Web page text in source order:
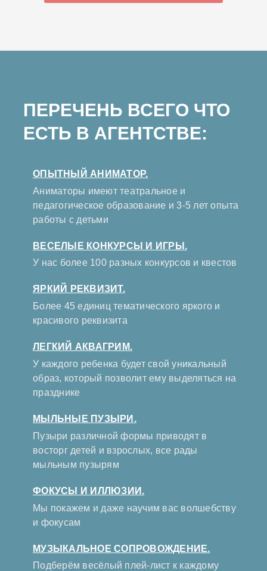
ПЕРЕЧЕНЬ ВСЕГО ЧТО
ЕСТЬ В АГЕНТСТВЕ:
ОПЫТНЫЙ АНИМАТОР.
Аниматоры имеют театральное и
педагогическое образование и 3-5 лет опыта
работы с детьми
ВЕСЕЛЫЕ КОНКУРСЫ И ИГРЫ.
У нас более 100 разных конкурсов и квестов
ЯРКИЙ РЕКВИЗИТ.
Более 45 единиц тематического яркого и
красивого реквизита
ЛЕГКИЙ АКВАГРИМ.
У каждого ребенка будет свой уникальный
образ, который позволит ему выделяться на
празднике
МЫЛЬНЫЕ ПУЗЫРИ.
Пузыри различной формы приводят в
восторг детей и взрослых, все рады
мыльным пузырям
ФОКУСЫ И ИЛЛЮЗИИ.
Мы покажем и даже научим вас волшебству
и фокусам
МУЗЫКАЛЬНОЕ СОПРОВОЖДЕНИЕ.
Подберём весёлый плей-лист к каждому